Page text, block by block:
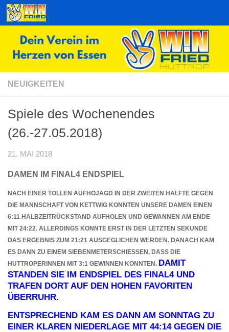
Zum Inhalt springen
NEUIGKEITEN
Spiele des Wochenendes
(26.-27.05.2018)
21. MAI 2018
DAMEN IM FINAL4 ENDSPIEL
NACH EINER TOLLEN AUFHOJAGD IN DER ZWEITEN HÄLFTE GEGEN
DIE MANNSCHAFT VON KETTWIG KONNTEN UNSERE DAMEN EINEN
6:11 HALBZEITRÜCKSTAND AUFHOLEN UND GEWANNEN AM ENDE
MIT 24:22. ALLERDINGS KONNTE ERST IN DER LETZTEN SEKUNDE
DAS ERGEBNIS ZUM 21:21 AUSGEGLICHEN WERDEN. DANACH KAM
ES DANN ZU EINEM SIEBENMETERSCHIESSEN, DASS DIE H
UTTROPERINNEN MIT 3:1 GEWINNEN KONNTEN. DAMIT
STANDEN SIE IM ENDSPIEL DES FINAL4 UND
TRAFEN DORT AUF DEN HOHEN FAVORITEN
ÜBERRUHR.
ENTSPRECHEND KAM ES DANN AM SONNTAG ZU
EINER KLAREN NIEDERLAGE MIT 44:14 GEGEN DIE